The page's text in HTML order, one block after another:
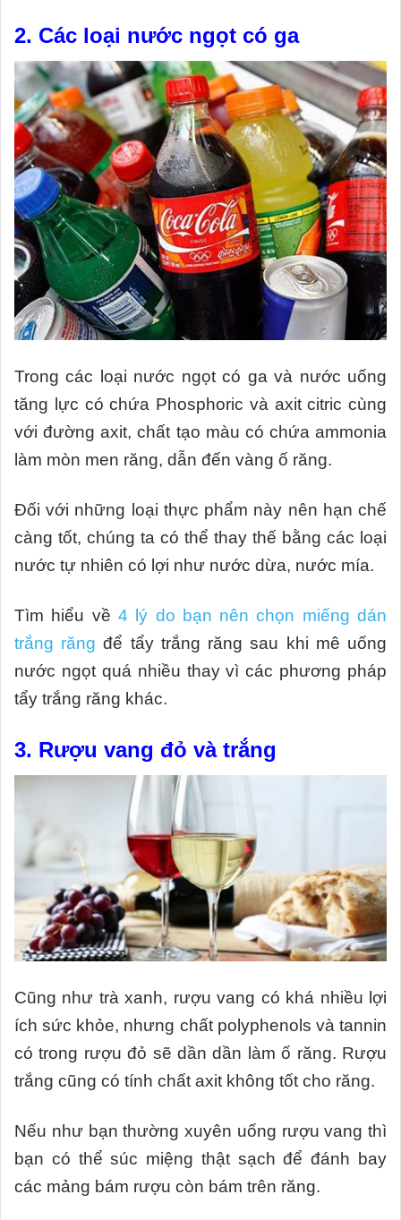
2. Các loại nước ngọt có ga
Trong các loại nước ngọt có ga và nước uống
tăng lực có chứa Phosphoric và axit citric cùng
với đường axit, chất tạo màu có chứa ammonia
làm mòn men răng, dẫn đến vàng ố răng.
Đối với những loại thực phẩm này nên hạn chế
càng tốt, chúng ta có thể thay thế bằng các loại
nước tự nhiên có lợi như nước dừa, nước mía.
Tìm hiểu về 4 lý do bạn nên chọn miếng dán
trắng răng để tẩy trắng răng sau khi mê uống
nước ngọt quá nhiều thay vì các phương pháp
tẩy trắng răng khác.
3. Rượu vang đỏ và trắng
Cũng như trà xanh, rượu vang có khá nhiều lợi
ích sức khỏe, nhưng chất polyphenols và tannin
có trong rượu đỏ sẽ dần dần làm ố răng. Rượu
trắng cũng có tính chất axit không tốt cho răng.
Nếu như bạn thường xuyên uống rượu vang thì
bạn có thể súc miệng thật sạch để đánh bay
các mảng bám rượu còn bám trên răng.